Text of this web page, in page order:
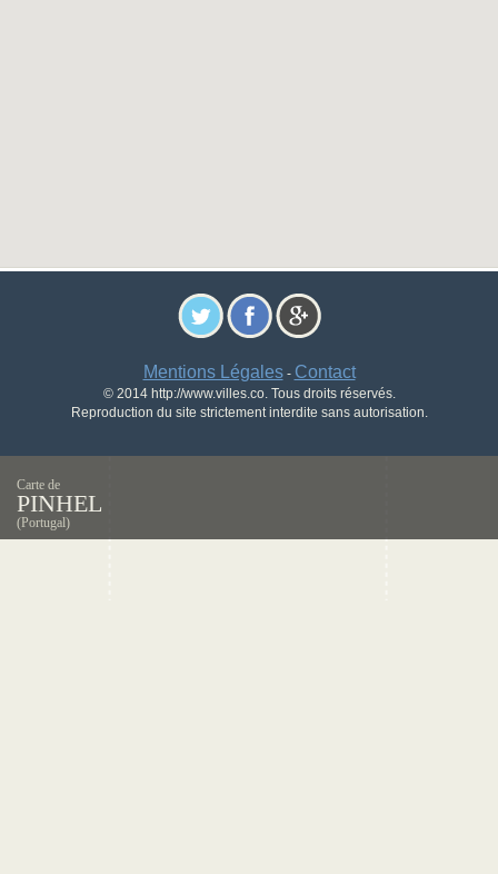
Mentions Légales- Contact
© 2014 http://www.villes.co. Tous droits réservés.
Reproduction du site strictement interdite sans autorisation.
Carte de
PINHEL
(Portugal)